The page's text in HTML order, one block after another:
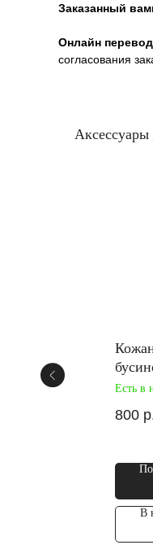
Заказанный
Онлайн перевод
согласования
Есть в
800
В